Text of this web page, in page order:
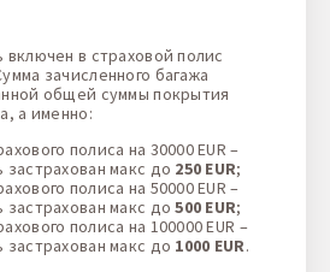
в страховой полис
зачисленного багажа
общей суммы покрытия
а именно:
полиса на 30000 EUR –
макс до 250 EUR;
полиса на 50000 EUR –
застрахован макс до500 EUR;
полиса на 100000 EUR –
макс до 1000 EUR.